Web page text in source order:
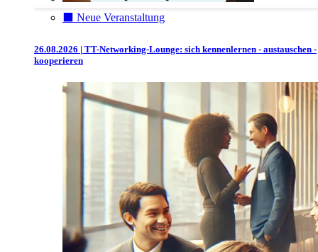
⬛️ Neue Veranstaltung
26.08.2026 | TT-Networking-Lounge: sich kennenlernen - austauschen -
kooperieren